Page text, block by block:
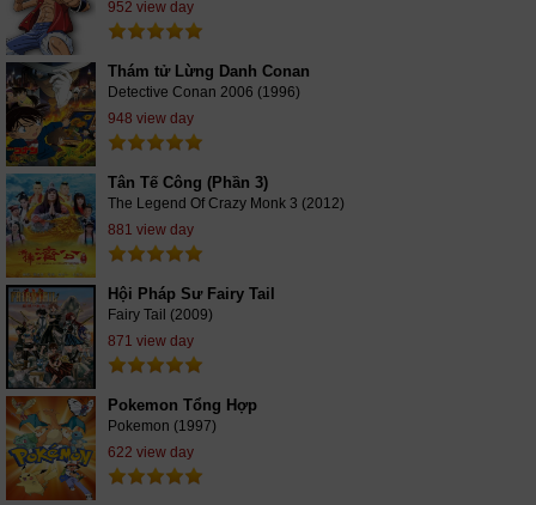
952 view day
Thám tử Lừng Danh Conan
Detective Conan 2006 (1996)
948 view day
Tân Tế Công (Phần 3)
The Legend Of Crazy Monk 3 (2012)
881 view day
Hội Pháp Sư Fairy Tail
Fairy Tail (2009)
871 view day
Pokemon Tổng Hợp
Pokemon (1997)
622 view day